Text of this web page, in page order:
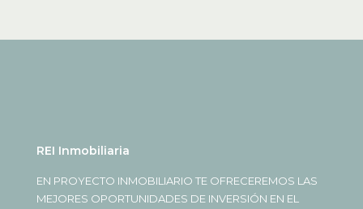
REI Inmobiliaria
EN PROYECTO INMOBILIARIO TE OFRECEREMOS LAS
MEJORES OPORTUNIDADES DE INVERSIÓN EN EL